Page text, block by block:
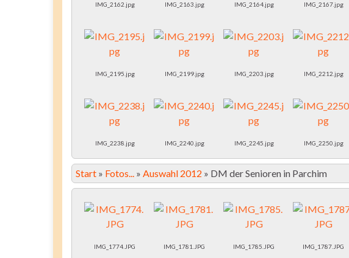
IMG_2162.jpg IMG_2163.jpg IMG_2164.jpg IMG_2167.jpg
IMG_2195.jpg IMG_2199.jpg IMG_2203.jpg IMG_2212.jpg
IMG_2238.jpg IMG_2240.jpg IMG_2245.jpg IMG_2250.jpg
Start » Fotos... » Auswahl 2012 » DM der Senioren in Parchim
IMG_1774.JPG IMG_1781.JPG IMG_1785.JPG IMG_1787.JPG